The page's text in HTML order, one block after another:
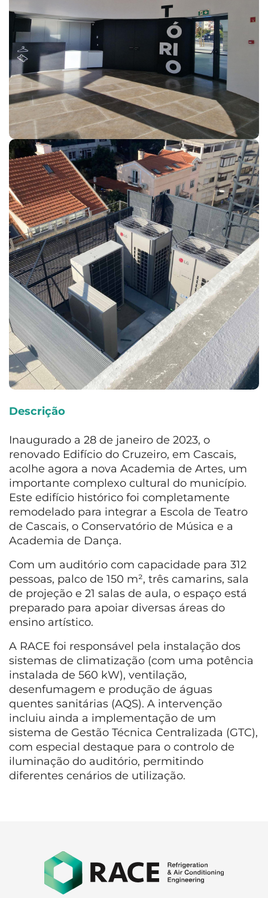
Descrição
Inaugurado a 28 de janeiro de 2023, o
renovado Edifício do Cruzeiro, em Cascais,
acolhe agora a nova Academia de Artes, um
importante complexo cultural do município.
Este edifício histórico foi completamente
remodelado para integrar a Escola de Teatro
de Cascais, o Conservatório de Música e a
Academia de Dança.
Com um auditório com capacidade para 312
pessoas, palco de 150 m², três camarins, sala
de projeção e 21 salas de aula, o espaço está
preparado para apoiar diversas áreas do
ensino artístico.
A RACE foi responsável pela instalação dos
sistemas de climatização (com uma potência
instalada de 560 kW), ventilação,
desenfumagem e produção de águas
quentes sanitárias (AQS). A intervenção
incluiu ainda a implementação de um
sistema de Gestão Técnica Centralizada (GTC),
com especial destaque para o controlo de
iluminação do auditório, permitindo
diferentes cenários de utilização.